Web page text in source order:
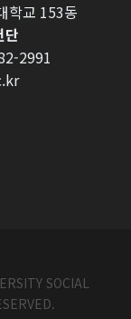
학교 153동
단
2991
SOCIAL